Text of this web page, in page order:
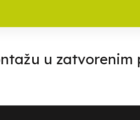
u zatvorenim